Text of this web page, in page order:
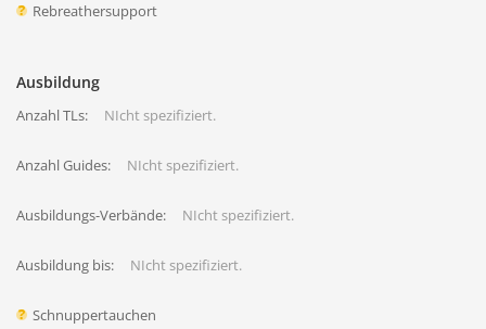
Rebreathersupport
Ausbildung
Anzahl TLs: NIcht spezifiziert.
Anzahl Guides: NIcht spezifiziert.
Ausbildungs-Verbände: NIcht spezifiziert.
Ausbildung bis: NIcht spezifiziert.
Schnuppertauchen